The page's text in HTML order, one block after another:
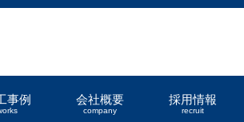
事例 会社概要
company
採用情報
recruit